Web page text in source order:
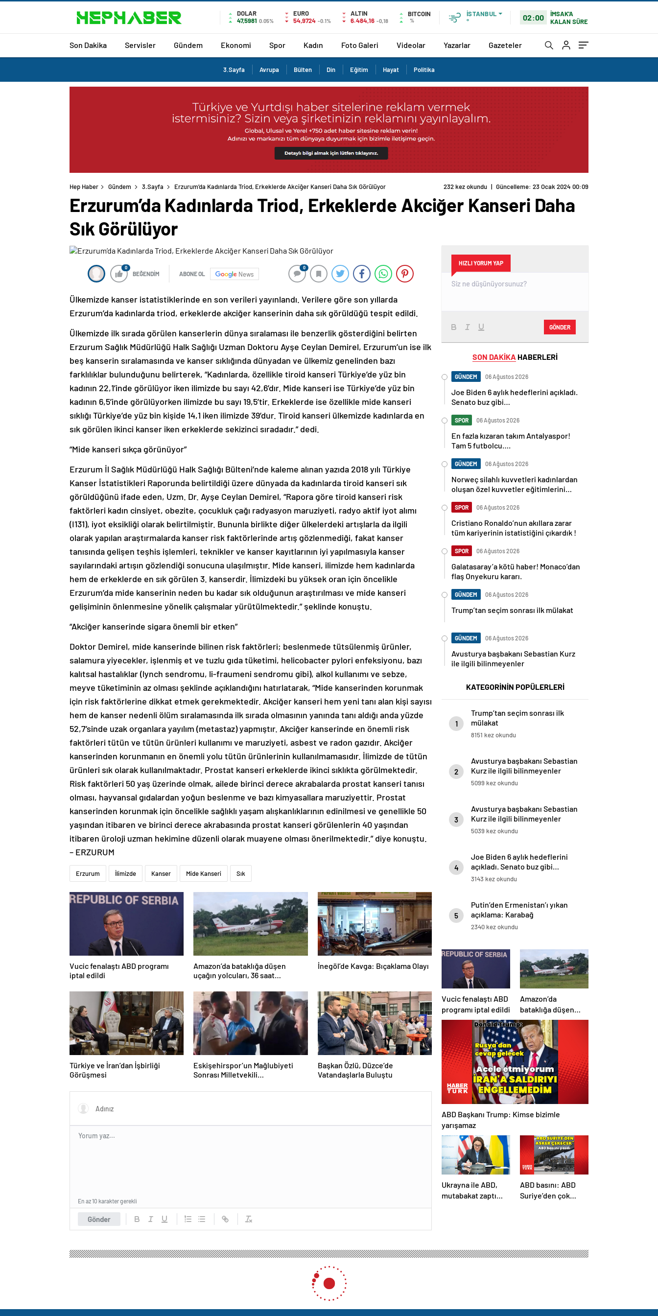
DOLAR
47,5981 0.05%
EURO
54,9724 -0.1%
ALTIN
6.484,16 -0,18
BITCOIN
%
İSTANBUL
°
02:00
İMSAK'A
KALAN SÜRE
Son Dakika Servisler Gündem Ekonomi Spor Kadın Foto Galeri Videolar Yazarlar Gazeteler
3.Sayfa Avrupa Bülten Din Eğitim Hayat Politika
Hep Haber Gündem 3.Sayfa Erzurum’da Kadınlarda Triod, Erkeklerde Akciğer Kanseri Daha Sık Görülüyor 232 kez okundu | Güncelleme: 23 Ocak 2024 00:09
Erzurum’da Kadınlarda Triod, Erkeklerde Akciğer Kanseri Daha
Sık Görülüyor
0
BEĞENDİM ABONE OL News
0
Ülkemizde kanser istatistiklerinde en son verileri yayınlandı. Verilere göre son yıllarda
Erzurum’da kadınlarda triod, erkeklerde akciğer kanserinin daha sık görüldüğü tespit edildi.
Ülkemizde ilk sırada görülen kanserlerin dünya sıralaması ile benzerlik gösterdiğini belirten
Erzurum Sağlık Müdürlüğü Halk Sağlığı Uzman Doktoru Ayşe Ceylan Demirel, Erzurum’un ise ilk
beş kanserin sıralamasında ve kanser sıklığında dünyadan ve ülkemiz genelinden bazı
farklılıklar bulunduğunu belirterek, “Kadınlarda, özellikle tiroid kanseri Türkiye’de yüz bin
kadının 22,1’inde görülüyor iken ilimizde bu sayı 42,6’dır. Mide kanseri ise Türkiye’de yüz bin
kadının 6,5’inde görülüyorken ilimizde bu sayı 19,5’tir. Erkeklerde ise özellikle mide kanseri
sıklığı Türkiye’de yüz bin kişide 14,1 iken ilimizde 39’dur. Tiroid kanseri ülkemizde kadınlarda en
sık görülen ikinci kanser iken erkeklerde sekizinci sıradadır.” dedi.
“Mide kanseri sıkça görünüyor”
Erzurum İl Sağlık Müdürlüğü Halk Sağlığı Bülteni’nde kaleme alınan yazıda 2018 yılı Türkiye
Kanser İstatistikleri Raporunda belirtildiği üzere dünyada da kadınlarda tiroid kanseri sık
görüldüğünü ifade eden, Uzm. Dr. Ayşe Ceylan Demirel, “Rapora göre tiroid kanseri risk
faktörleri kadın cinsiyet, obezite, çocukluk çağı radyasyon maruziyeti, radyo aktif iyot alımı
(I131), iyot eksikliği olarak belirtilmiştir. Bununla birlikte diğer ülkelerdeki artışlarla da ilgili
olarak yapılan araştırmalarda kanser risk faktörlerinde artış gözlenmediği, fakat kanser
tanısında gelişen teşhis işlemleri, teknikler ve kanser kayıtlarının iyi yapılmasıyla kanser
sayılarındaki artışın gözlendiği sonucuna ulaşılmıştır. Mide kanseri, ilimizde hem kadınlarda
hem de erkeklerde en sık görülen 3. kanserdir. İlimizdeki bu yüksek oran için öncelikle
Erzurum’da mide kanserinin neden bu kadar sık olduğunun araştırılması ve mide kanseri
gelişiminin önlenmesine yönelik çalışmalar yürütülmektedir.” şeklinde konuştu.
“Akciğer kanserinde sigara önemli bir etken”
Doktor Demirel, mide kanserinde bilinen risk faktörleri; beslenmede tütsülenmiş ürünler,
salamura yiyecekler, işlenmiş et ve tuzlu gıda tüketimi, helicobacter pylori enfeksiyonu, bazı
kalıtsal hastalıklar (lynch sendromu, li-fraumeni sendromu gibi), alkol kullanımı ve sebze,
meyve tüketiminin az olması şeklinde açıklandığını hatırlatarak, “Mide kanserinden korunmak
için risk faktörlerine dikkat etmek gerekmektedir. Akciğer kanseri hem yeni tanı alan kişi sayısı
hem de kanser nedenli ölüm sıralamasında ilk sırada olmasının yanında tanı aldığı anda yüzde
52,7’sinde uzak organlara yayılım (metastaz) yapmıştır. Akciğer kanserinde en önemli risk
faktörleri tütün ve tütün ürünleri kullanımı ve maruziyeti, asbest ve radon gazıdır. Akciğer
kanserinden korunmanın en önemli yolu tütün ürünlerinin kullanılmamasıdır. İlimizde de tütün
ürünleri sık olarak kullanılmaktadır. Prostat kanseri erkeklerde ikinci sıklıkta görülmektedir.
Risk faktörleri 50 yaş üzerinde olmak, ailede birinci derece akrabalarda prostat kanseri tanısı
olması, hayvansal gıdalardan yoğun beslenme ve bazı kimyasallara maruziyettir. Prostat
kanserinden korunmak için öncelikle sağlıklı yaşam alışkanlıklarının edinilmesi ve genellikle 50
yaşından itibaren ve birinci derece akrabasında prostat kanseri görülenlerin 40 yaşından
itibaren üroloji uzman hekimine düzenli olarak muayene olması önerilmektedir.” diye konuştu.
– ERZURUM
Erzurum İlimizde Kanser Mide Kanseri Sık
Vucic fenalaştı ABD programı
iptal edildi
Amazon’da bataklığa düşen
uçağın yolcuları, 36 saat
İnegöl’de Kavga: Bıçaklama Olayı
Türkiye ve İran’dan İşbirliği
Görüşmesi
Eskişehirspor’un Mağlubiyeti
Sonrası Milletvekili
Başkan Özlü, Düzce’de
Vatandaşlarla Buluştu
Gönder
En az 10 karakter gerekli
HIZLI YORUM YAP
GÖNDER
SON DAKİKA HABERLERİ
GÜNDEM 06 Ağustos 2026
Joe Biden 6 aylık hedeflerini açıkladı.
Senato buz gibi…
SPOR 06 Ağustos 2026
En fazla kızaran takım Antalyaspor!
Tam 5 futbolcu….
GÜNDEM 06 Ağustos 2026
Norweç silahlı kuvvetleri kadınlardan
oluşan özel kuvvetler eğitimlerini
SPOR 06 Ağustos 2026
Cristiano Ronaldo’nun akıllara zarar
tüm kariyerinin istatistiğini çıkardık !
SPOR 06 Ağustos 2026
Galatasaray’a kötü haber! Monaco’dan
flaş Onyekuru kararı.
GÜNDEM 06 Ağustos 2026
Trump’tan seçim sonrası ilk mülakat
GÜNDEM 06 Ağustos 2026
Avusturya başbakanı Sebastian Kurz
ile ilgili bilinmeyenler
KATEGORİNİN POPÜLERLERİ
1
Trump’tan seçim sonrası ilk
mülakat
8151 kez okundu
2
Avusturya başbakanı Sebastian
Kurz ile ilgili bilinmeyenler
5099 kez okundu
3
Avusturya başbakanı Sebastian
Kurz ile ilgili bilinmeyenler
5039 kez okundu
4
Joe Biden 6 aylık hedeflerini
açıkladı. Senato buz gibi…
3143 kez okundu
5
Putin’den Ermenistan’ı yıkan
açıklama: Karabağ
Azerbaycan’ın ayrılmaz bir
2340 kez okundu
Vucic fenalaştı ABD
programı iptal edildi
Amazon’da
bataklığa düşen
uçağın yolcuları, 36
saat kurtarılmayı
bekledi
ABD Başkanı Trump: Kimse bizimle
yarışamaz
Ukrayna ile ABD,
mutabakat zaptı
ABD basını: ABD
Suriye’den çok